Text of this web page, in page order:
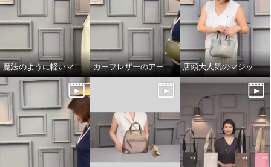
魔法のように軽いマジックライトのトート カーフレザーのアールデコモチーフのウォレット 店頭大人気のマジックライト